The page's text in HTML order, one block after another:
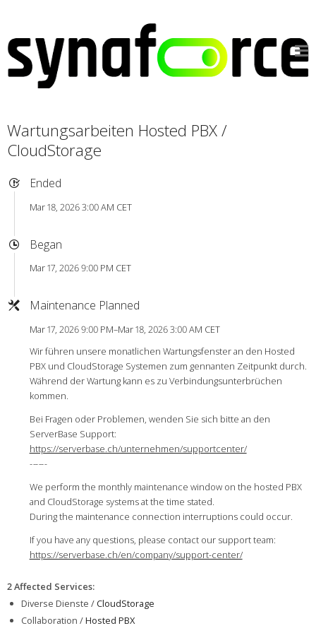
Wartungsarbeiten Hosted PBX /
CloudStorage
Ended
Mar 18, 2026 3:00 AM CET
Began
Mar 17, 2026 9:00 PM CET
Maintenance Planned
Mar 17, 2026 9:00 PM–Mar 18, 2026 3:00 AM CET
Wir führen unsere monatlichen Wartungsfenster an den Hosted
PBX und CloudStorage Systemen zum gennanten Zeitpunkt durch.
Während der Wartung kann es zu Verbindungsunterbrüchen
kommen.
Bei Fragen oder Problemen, wenden Sie sich bitte an den
ServerBase Support:
https://serverbase.ch/unternehmen/supportcenter/
------
We perform the monthly maintenance window on the hosted PBX
and CloudStorage systems at the time stated.
During the maintenance connection interruptions could occur.
If you have any questions, please contact our support team:
https://serverbase.ch/en/company/support-center/
2 Affected Services:
Diverse Dienste /CloudStorage
Collaboration /Hosted PBX